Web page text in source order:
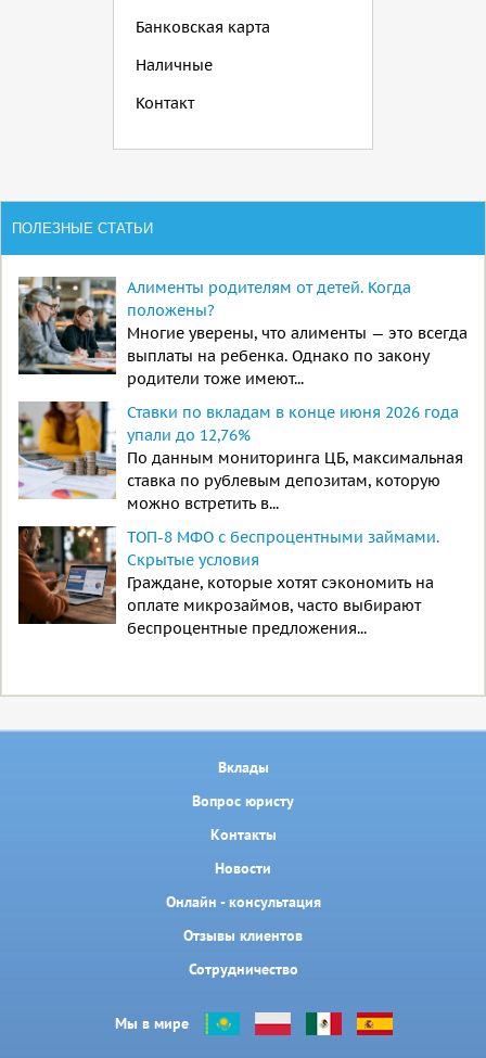
Банковская карта
Наличные
Контакт
ПОЛЕЗНЫЕ СТАТЬИ
Алименты родителям от детей. Когда
положены?
Многие уверены, что алименты — это всегда
выплаты на ребенка. Однако по закону
родители тоже имеют...
Ставки по вкладам в конце июня 2026 года
упали до 12,76%
По данным мониторинга ЦБ, максимальная
ставка по рублевым депозитам, которую
можно встретить в...
ТОП-8 МФО с беспроцентными займами.
Скрытые условия
Граждане, которые хотят сэкономить на
оплате микрозаймов, часто выбирают
беспроцентные предложения...
Вклады
Вопрос юристу
Контакты
Новости
Онлайн - консультация
Отзывы клиентов
Сотрудничество
Мы в мире